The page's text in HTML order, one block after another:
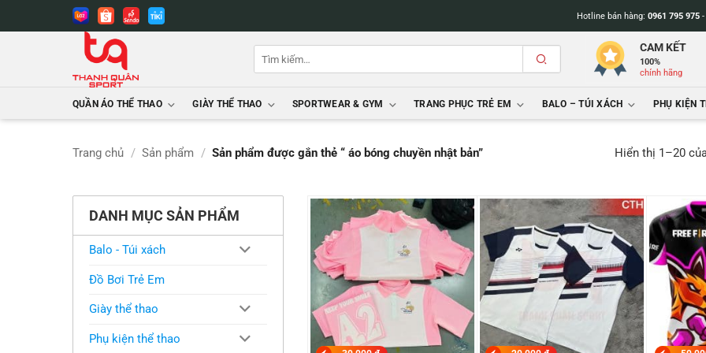
Hotline bán hàng: 0961 795 975-
Tìm
CAM KẾT
100%
chính hãng
QUẦN ÁO THỂ THAO GIÀY THỂ THAO SPORTWEAR & GYM TRANG PHỤC TRẺ EM BALO – TÚI XÁCH PHỤ KIỆN
Trang chủ / Sản phẩm / Sản phẩm được gắn thẻ “ áo bóng chuyền nhật bản” Hiển thị 1–20
DANH MỤC SẢN PHẨM
Balo - Túi xách
Đồ Bơi Trẻ Em
Giày thể thao
Phụ kiện thể thao